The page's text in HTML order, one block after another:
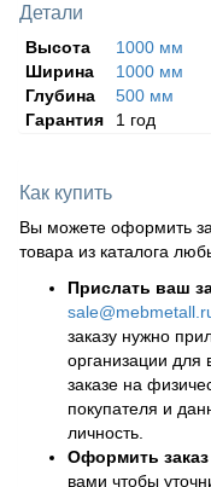
Детали
Высота
1000 мм
Ширина
1000 мм
Глубина
500 мм
Гарантия
1 год
Как купить
Вы можете оформить
товара из каталога
Прислать ваш
заказу нужно
организации для
заказе на
покупателя и
личность.
Оформить
вами чтобы